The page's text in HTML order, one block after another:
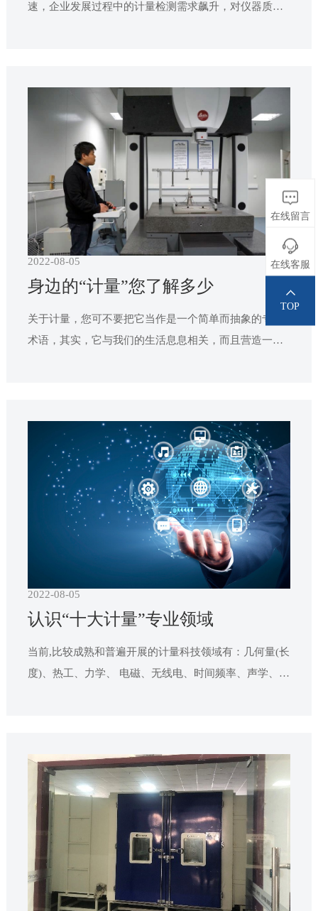
速，企业发展过程中的计量检测需求飙升，对仪器质量
技术服务，也很少有机构能一家完成，造成一个企业在
需求其公共技
2022-08-05
身边的“计量”您了解多少
关于计量，您可不要把它当作是一个简单而抽象的专业
术语，其实，它与我们的生活息息相关，而且营造一个
要计量问题作一解读，提醒大家关注身边的计量。
2022-08-05
认识“十大计量”专业领域
当前,比较成熟和普遍开展的计量科技领域有：几何量(长
度)、热工、力学、 电磁、无线电、时间频率、声学、光
角度等具体的测量。生活中常用到直尺、钢卷尺，在军
事和
在线留言
在线客服
TOP